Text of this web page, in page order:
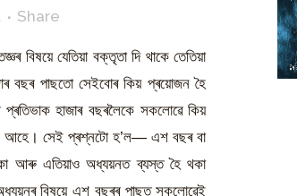
Share
বিষয়ে যেতিয়া বক্তৃতা দি থাকে তেতিয়া
বছৰ পাছতো সেইবোৰ কিয় প্ৰয়োজন হৈ
প্ৰতিভাক হাজাৰ বছৰলৈকে সকলোৱে কিয়
আহে। সেই প্ৰশ্নটো হ’ল— এশ বছৰ বা
আৰু এতিয়াও অধ্যয়নত ব্যস্ত হৈ থকা
বিষয়ে এশ বছৰৰ পাছত সকলোৱেই